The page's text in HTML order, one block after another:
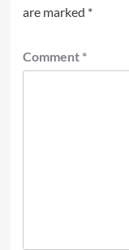
are marked *
Comment *